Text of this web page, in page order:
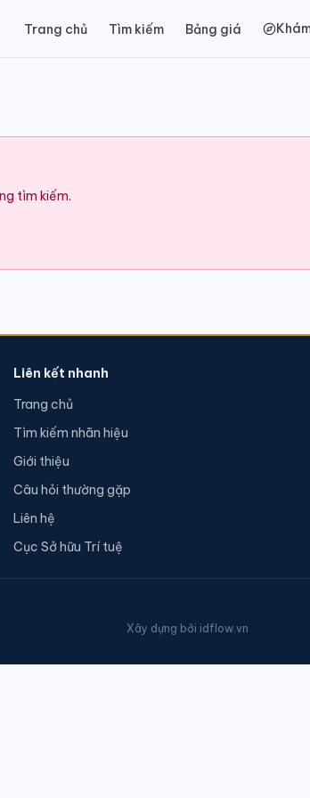
Trang chủ Tìm kiếm Bảng giá
tìm kiếm.
Liên kết nhanh
Trang chủ
Tìm kiếm nhãn hiệu
Giới thiệu
Câu hỏi thường gặp
Liên hệ
Cục Sở hữu Trí tuệ
Xây dựng bởi idflow.vn